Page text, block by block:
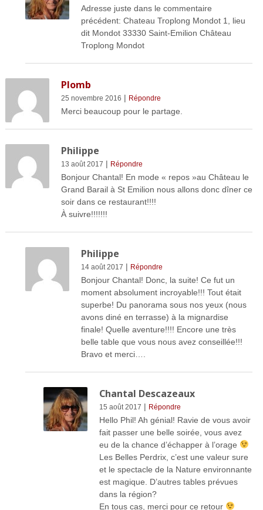
Adresse juste dans le commentaire
précédent: Chateau Troplong Mondot 1, lieu
dit Mondot 33330 Saint-Emilion Château
Troplong Mondot
Plomb
25 novembre 2016 | Répondre
Merci beaucoup pour le partage.
Philippe
13 août 2017 | Répondre
Bonjour Chantal! En mode « repos »au Château le
Grand Barail à St Emilion nous allons donc dîner ce
soir dans ce restaurant!!!!
À suivre!!!!!!!
Philippe
14 août 2017 | Répondre
Bonjour Chantal! Donc, la suite! Ce fut un
moment absolument incroyable!!! Tout était
superbe! Du panorama sous nos yeux (nous
avons diné en terrasse) à la mignardise
finale! Quelle aventure!!!! Encore une très
belle table que vous nous avez conseillée!!!
Bravo et merci….
Chantal Descazeaux
15 août 2017 | Répondre
Hello Phil! Ah génial! Ravie de vous avoir
fait passer une belle soirée, vous avez
eu de la chance d’échapper à l’orage
Les Belles Perdrix, c’est une valeur sure
et le spectacle de la Nature environnante
est magique. D’autres tables prévues
dans la région?
En tous cas, merci pour ce retour